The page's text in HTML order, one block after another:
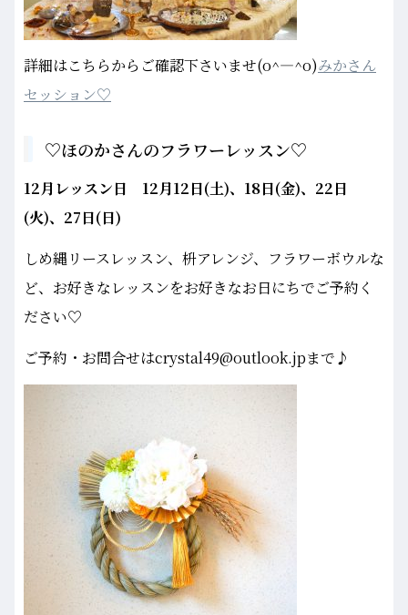
詳細はこちらからご確認下さいませ(o^―^o)みかさん
セッション♡
♡ほのかさんのフラワーレッスン♡
12月レッスン日 12月12日(土)、18日(金)、22日
(火)、27日(日)
しめ縄リースレッスン、枡アレンジ、フラワーボウルな
ど、お好きなレッスンをお好きなお日にちでご予約く
ださい♡
ご予約・お問合せはcrystal49@outlook.jpまで♪